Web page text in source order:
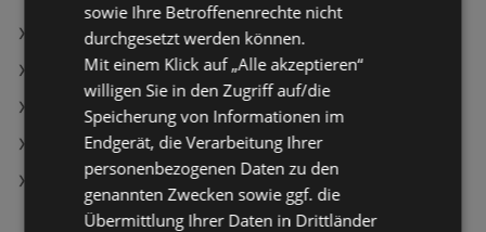
Dreieck-Anhänger Angebote
Cf-Karte 2 Angebote
Ernesto Gusseisen-Stielkasserolle Angebote
Sport 2000 Filialen in Höchst
New Super Mario Bros. U Deluxe - [Nintendo of
Europe Switch]
sowie Ihre Betroffenenrechte nicht
durchgesetzt werden können.
Mit einem Klick auf „Alle akzeptieren“
willigen Sie in den Zugriff auf/die
Speicherung von Informationen im
Endgerät, die Verarbeitung Ihrer
personenbezogenen Daten zu den
genannten Zwecken sowie ggf. die
Übermittlung Ihrer Daten in Drittländer